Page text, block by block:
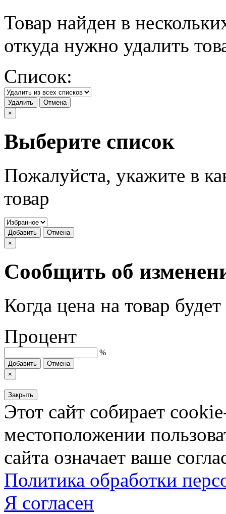
Товар найден в
откуда нужно удалить
Список:
Удалить
Отмена
×
Выберите список
Пожалуйста, укажите в
товар
Добавить
Отмена
×
Сообщить об
Когда цена на товар
Процент
%
Добавить
Отмена
×
Закрыть
Этот сайт собирает
местоположении
сайта означает ваше
Политика обработки
Я согласен